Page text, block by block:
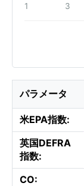
1 3
パラメータ
米EPA指数:
英国DEFRA
指数:
CO: